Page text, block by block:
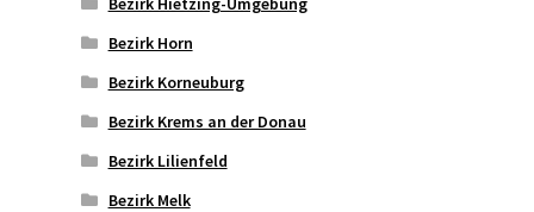
Bezirk Horn
Bezirk Korneuburg
Bezirk Krems an der Donau
Bezirk Lilienfeld
Bezirk Melk